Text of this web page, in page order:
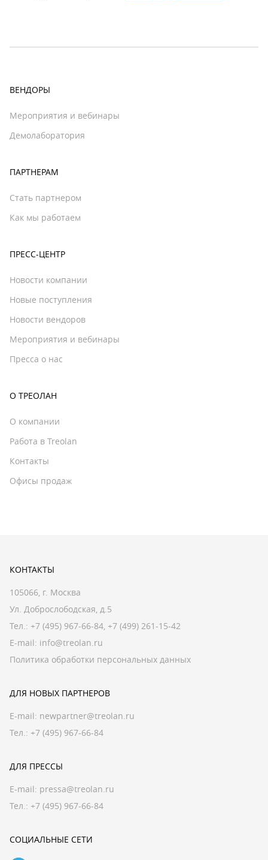
ВЕНДОРЫ
Мероприятия и вебинары
Демолаборатория
ПАРТНЕРАМ
Стать партнером
Как мы работаем
ПРЕСС-ЦЕНТР
Новости компании
Новые поступления
Новости вендоров
Мероприятия и вебинары
Пресса о нас
О ТРЕОЛАН
О компании
Работа в Treolan
Контакты
Офисы продаж
КОНТАКТЫ
105066, г. Москва
Ул. Доброслободская, д.5
Тел.: +7 (495) 967-66-84, +7 (499) 261-15-42
E-mail: info@treolan.ru
Политика обработки персональных данных
ДЛЯ НОВЫХ ПАРТНЕРОВ
E-mail: newpartner@treolan.ru
Тел.: +7 (495) 967-66-84
ДЛЯ ПРЕССЫ
E-mail: pressa@treolan.ru
Тел.: +7 (495) 967-66-84
СОЦИАЛЬНЫЕ СЕТИ